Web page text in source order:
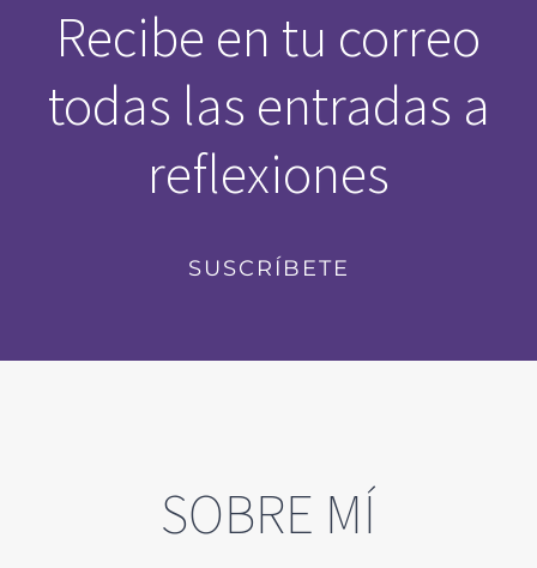
Recibe en tu correo
todas las entradas a
reflexiones
SUSCRÍBETE
SOBRE MÍ